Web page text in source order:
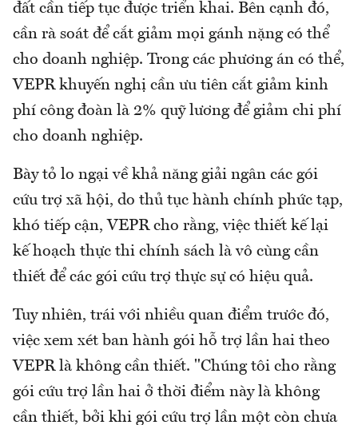
đất cần tiếp tục được triển khai. Bên cạnh đó,
cần rà soát để cắt giảm mọi gánh nặng có thể
cho doanh nghiệp. Trong các phương án có thể,
VEPR khuyến nghị cần ưu tiên cắt giảm kinh
phí công đoàn là 2% quỹ lương để giảm chi phí
cho doanh nghiệp.
Bày tỏ lo ngại về khả năng giải ngân các gói
cứu trợ xã hội, do thủ tục hành chính phức tạp,
khó tiếp cận, VEPR cho rằng, việc thiết kế lại
kế hoạch thực thi chính sách là vô cùng cần
thiết để các gói cứu trợ thực sự có hiệu quả.
Tuy nhiên, trái với nhiều quan điểm trước đó,
việc xem xét ban hành gói hỗ trợ lần hai theo
VEPR là không cần thiết. "Chúng tôi cho rằng
gói cứu trợ lần hai ở thời điểm này là không
cần thiết, bởi khi gói cứu trợ lần một còn chưa